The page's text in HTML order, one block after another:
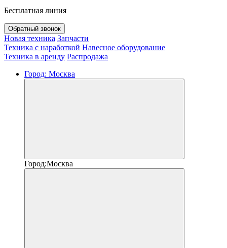
Бесплатная линия
Обратный звонок
Новая техника Запчасти
Техника с наработкой Навесное оборудование
Техника в аренду Распродажа
Город: Москва
Город:Москва